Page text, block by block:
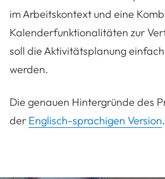
im Arbeitskontext und eine
Kalenderfunktionalitäten zur
soll die Aktivitätsplanung
werden.
Die genauen Hintergründe des
der Englisch-sprachigen Version.